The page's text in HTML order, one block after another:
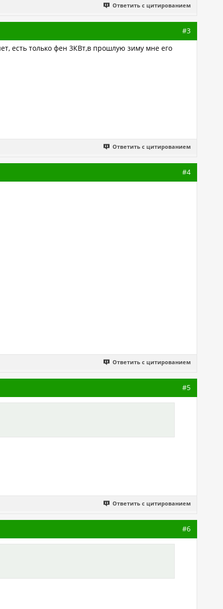
Ответить с цитированием
#3
есть только фен 3КВт,в прошлую зиму мне его
Ответить с цитированием
#4
Ответить с цитированием
#5
Ответить с цитированием
#6